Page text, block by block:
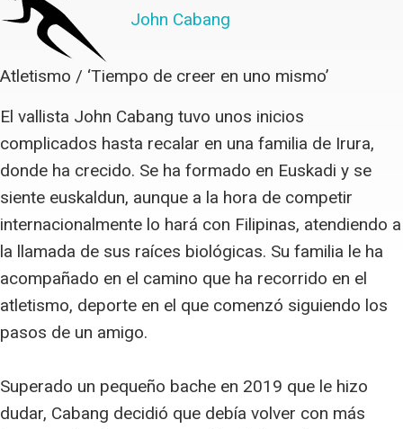
John Cabang
Atletismo / ‘Tiempo de creer en uno mismo’
El vallista John Cabang tuvo unos inicios
complicados hasta recalar en una familia de Irura,
donde ha crecido. Se ha formado en Euskadi y se
siente euskaldun, aunque a la hora de competir
internacionalmente lo hará con Filipinas, atendiendo a
la llamada de sus raíces biológicas. Su familia le ha
acompañado en el camino que ha recorrido en el
atletismo, deporte en el que comenzó siguiendo los
pasos de un amigo.
Superado un pequeño bache en 2019 que le hizo
dudar, Cabang decidió que debía volver con más